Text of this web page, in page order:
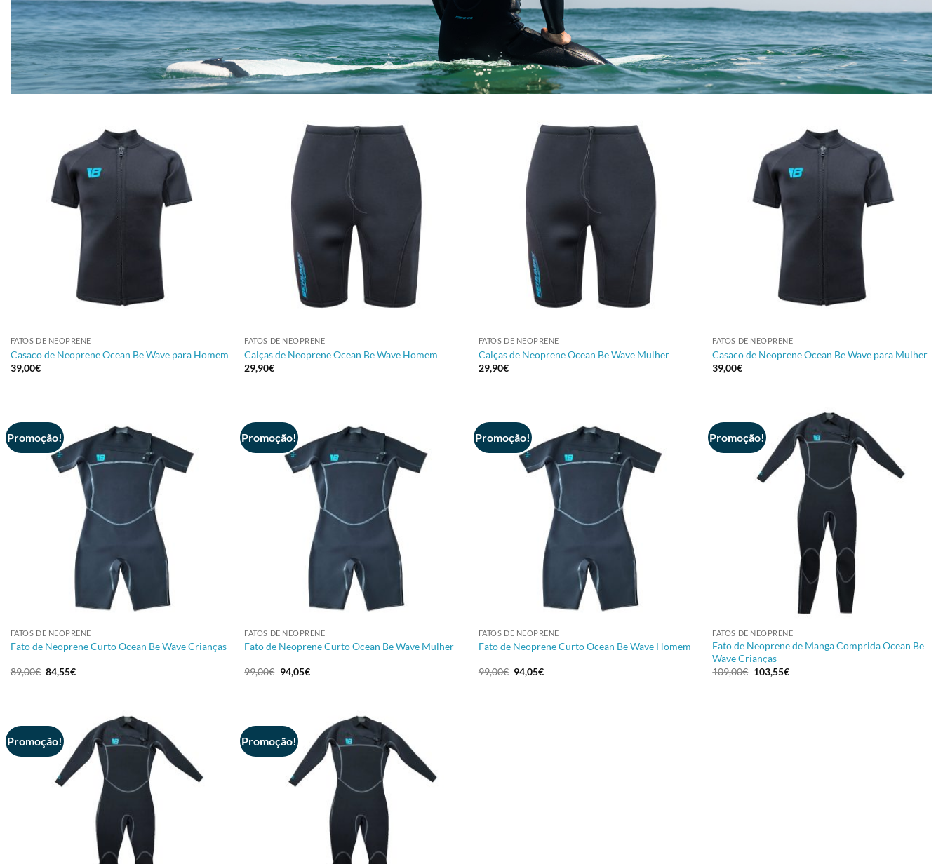
FATOS DE NEOPRENE
Casaco de Neoprene Ocean Be Wave para Homem
39,00€
FATOS DE NEOPRENE
Calças de Neoprene Ocean Be Wave Homem
29,90€
FATOS DE NEOPRENE
Calças de Neoprene Ocean Be Wave Mulher
29,90€
FATOS DE NEOPRENE
Casaco de Neoprene Ocean Be Wave para Mulher
39,00€
Promoção!
FATOS DE NEOPRENE
Fato de Neoprene Curto Ocean Be Wave Crianças
89,00€ O
preço
84,55€O
Promoção!
FATOS DE NEOPRENE
Fato de Neoprene Curto Ocean Be Wave Mulher
99,00€ O
preço
94,05€O
Promoção!
FATOS DE NEOPRENE
Fato de Neoprene Curto Ocean Be Wave Homem
99,00€ O
preço
94,05€O
Promoção!
FATOS DE NEOPRENE
Fato de Neoprene de Manga Comprida Ocean Be
Wave Crianças
109,00€ O
preço
103,55€O
Promoção! Promoção!